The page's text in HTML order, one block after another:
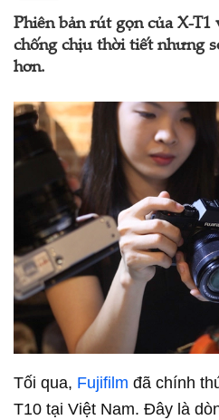
Phiên bản rút gọn của X-T1
chống chịu thời tiết nhưng
hơn.
Tối qua, Fujifilm đã chính
T10 tại Việt Nam. Đây là